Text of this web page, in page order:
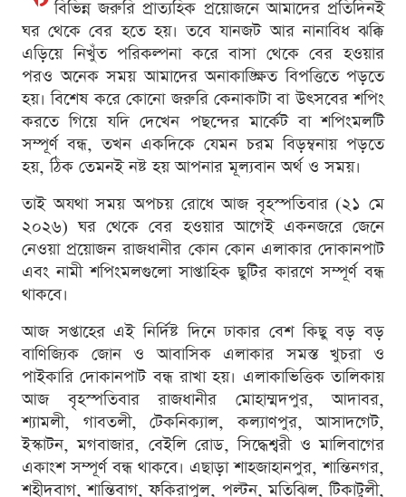
বিভিন্ন জরুরি প্রাত্যহিক প্রয়োজনে আমাদের প্রতিদিনই
ঘর থেকে বের হতে হয়। তবে যানজট আর নানাবিধ ঝক্কি
এড়িয়ে নিখুঁত পরিকল্পনা করে বাসা থেকে বের হওয়ার
পরও অনেক সময় আমাদের অনাকাঙ্ক্ষিত বিপত্তিতে পড়তে
হয়। বিশেষ করে কোনো জরুরি কেনাকাটা বা উৎসবের শপিং
করতে গিয়ে যদি দেখেন পছন্দের মার্কেট বা শপিংমলটি
সম্পূর্ণ বন্ধ, তখন একদিকে যেমন চরম বিড়ম্বনায় পড়তে
হয়, ঠিক তেমনই নষ্ট হয় আপনার মূল্যবান অর্থ ও সময়।
তাই অযথা সময় অপচয় রোধে আজ বৃহস্পতিবার (২১ মে
২০২৬) ঘর থেকে বের হওয়ার আগেই একনজরে জেনে
নেওয়া প্রয়োজন রাজধানীর কোন কোন এলাকার দোকানপাট
এবং নামী শপিংমলগুলো সাপ্তাহিক ছুটির কারণে সম্পূর্ণ বন্ধ
থাকবে।
আজ সপ্তাহের এই নির্দিষ্ট দিনে ঢাকার বেশ কিছু বড় বড়
বাণিজ্যিক জোন ও আবাসিক এলাকার সমস্ত খুচরা ও
পাইকারি দোকানপাট বন্ধ রাখা হয়। এলাকাভিত্তিক তালিকায়
আজ বৃহস্পতিবার রাজধানীর মোহাম্মদপুর, আদাবর,
শ্যামলী, গাবতলী, টেকনিক্যাল, কল্যাণপুর, আসাদগেট,
ইস্কাটন, মগবাজার, বেইলি রোড, সিদ্ধেশ্বরী ও মালিবাগের
একাংশ সম্পূর্ণ বন্ধ থাকবে। এছাড়া শাহজাহানপুর, শান্তিনগর,
শহীদবাগ, শান্তিবাগ, ফকিরাপুল, পল্টন, মতিঝিল, টিকাটুলী,